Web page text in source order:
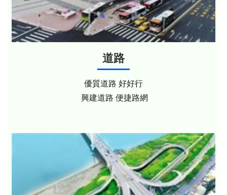
道路
優質道路 好好行
興建道路 便捷路網